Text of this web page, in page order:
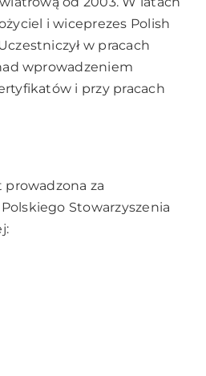
i wiceprezes Polish
w pracach
wprowadzeniem
i przy pracach
prowadzona za
Stowarzyszenia